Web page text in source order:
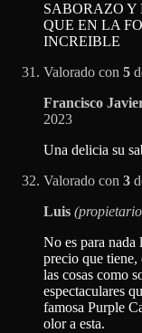
SABORAZO Y
QUE EN LA
INCREIBLE
Valorado con 5
Francisco
2023
Una delicia su
Valorado con 3
Luis
No es para nada
precio que tiene,
las cosas como
espectaculares
famosa Purple
olor a esta.